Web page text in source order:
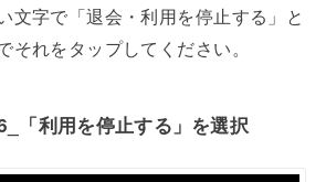
文字で「退会・利用を停止する」と
それをタップしてください。
「利用を停止する」を選択